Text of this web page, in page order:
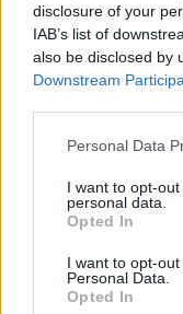
disclosure of your
IAB’s list of
also be disclosed by
Downstream
Personal Data
I want to opt-
personal data.
Opted In
I want to opt-
Personal Data.
Opted In